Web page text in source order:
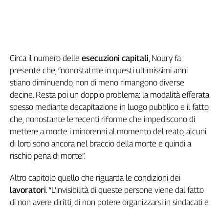
Friuli
Venezia
Giulia
Lazio
Liguria
Lombardia
Marche
Sicilia
Toscana
Trentino
Circa il numero delle esecuzioni capitali, Noury fa
presente che, “nonostatnte in questi ultimissimi anni
stiano diminuendo, non di meno rimangono diverse
decine. Resta poi un doppio problema: la modalità efferata
spesso mediante decapitazione in luogo pubblico e il fatto
che, nonostante le recenti riforme che impediscono di
mettere a morte i minorenni al momento del reato, alcuni
di loro sono ancora nel braccio della morte e quindi a
rischio pena di morte”.
Altro capitolo quello che riguarda le condizioni dei
lavoratori. “L’invisibilità di queste persone viene dal fatto
di non avere diritti, di non potere organizzarsi in sindacati e